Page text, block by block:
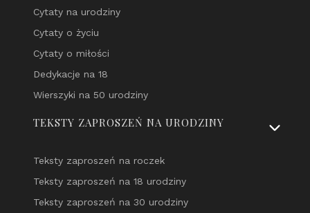
Cytaty na urodziny
Cytaty o życiu
Cytaty o miłości
Dedykacje na 18
Wierszyki na 50 urodziny
TEKSTY ZAPROSZEŃ NA URODZINY
Teksty zaproszeń na roczek
Teksty zaproszeń na 18 urodziny
Teksty zaproszeń na 30 urodziny